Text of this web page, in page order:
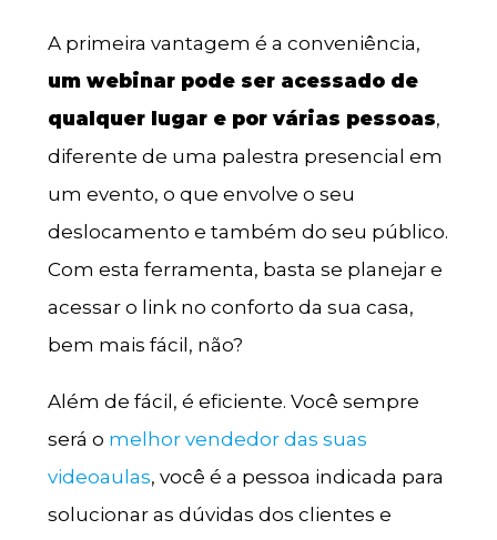
A primeira vantagem é a conveniência,
um webinar pode ser acessado de
qualquer lugar e por várias pessoas,
diferente de uma palestra presencial em
um evento, o que envolve o seu
deslocamento e também do seu público.
Com esta ferramenta, basta se planejar e
acessar o link no conforto da sua casa,
bem mais fácil, não?
Além de fácil, é eficiente. Você sempre
será o melhor vendedor das suas
videoaulas, você é a pessoa indicada para
solucionar as dúvidas dos clientes e